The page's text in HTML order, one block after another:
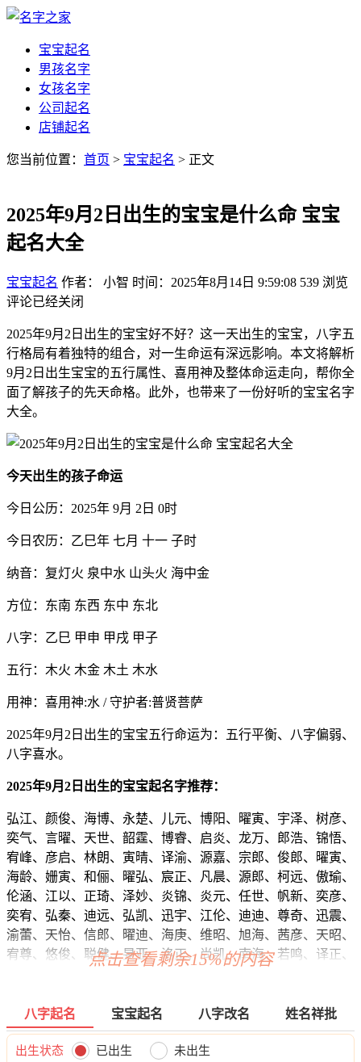
宝宝起名
男孩名字
女孩名字
公司起名
店铺起名
您当前位置： 首页 > 宝宝起名 > 正文
2025年9月2日出生的宝宝是什么命 宝宝
起名大全
宝宝起名 作者： 小智 时间：2025年8月14日 9:59:08 539 浏览
评论已经关闭
2025年9月2日出生的宝宝好不好？这一天出生的宝宝，八字五
行格局有着独特的组合，对一生命运有深远影响。本文将解析
9月2日出生宝宝的五行属性、喜用神及整体命运走向，帮你全
面了解孩子的先天命格。此外，也带来了一份好听的宝宝名字
大全。
今天出生的孩子命运
今日公历：2025年 9月 2日 0时
今日农历：乙巳年 七月 十一 子时
纳音：复灯火 泉中水 山头火 海中金
方位：东南 东西 东中 东北
八字：乙巳 甲申 甲戌 甲子
五行：木火 木金 木土 木水
用神：喜用神:水 / 守护者:普贤菩萨
2025年9月2日出生的宝宝五行命运为：五行平衡、八字偏弱、
八字喜水。
2025年9月2日出生的宝宝起名字推荐：
弘江、颜俊、海博、永楚、儿元、博阳、曜寅、宇泽、树彦、
奕气、言曜、天世、韶霆、博睿、启炎、龙万、郎浩、锦悟、
宥峰、彦启、林朗、寅晴、译渝、源嘉、宗郎、俊郎、曜寅、
海龄、姗寅、和俪、曜弘、宸正、凡晨、源郎、柯远、傲瑜、
伦涵、江以、正琦、泽妙、炎锦、炎元、任世、帆新、奕彦、
奕宥、弘秦、迪远、弘凯、迅宇、江伦、迪迪、尊奇、迅震、
渝蕾、天怡、信郎、曜迪、海庚、维昭、旭海、茜彦、天昭、
宥尊、悠俊、聪健、旻亚、洺正、尚凯、南海、若鸣、译正、
慕凡、云奕、廷寅、逸郎、原强、和水、迪俊、朗庆、郎诺、
泽宝、曜斌、虹拓、宸旭、岩逸、迪道、悦悟、诚蕊、俪涵、
言博、威琛、凌龙、寅海、强浩、浩颜、郎旭、萱坤、浩唯、
点击查看剩余15%的内容
八字起名 宝宝起名 八字改名 姓名祥批
出生状态 已出生 未出生